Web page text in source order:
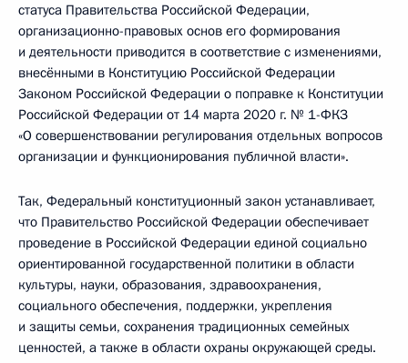
статуса Правительства Российской Федерации,
организационно-правовых основ его формирования
и деятельности приводится в соответствие с изменениями,
внесёнными в Конституцию Российской Федерации
Законом Российской Федерации о поправке к Конституции
Российской Федерации от 14 марта 2020 г. № 1-ФКЗ
«О совершенствовании регулирования отдельных вопросов
организации и функционирования публичной власти».
Так, Федеральный конституционный закон устанавливает,
что Правительство Российской Федерации обеспечивает
проведение в Российской Федерации единой социально
ориентированной государственной политики в области
культуры, науки, образования, здравоохранения,
социального обеспечения, поддержки, укрепления
и защиты семьи, сохранения традиционных семейных
ценностей, а также в области охраны окружающей среды.